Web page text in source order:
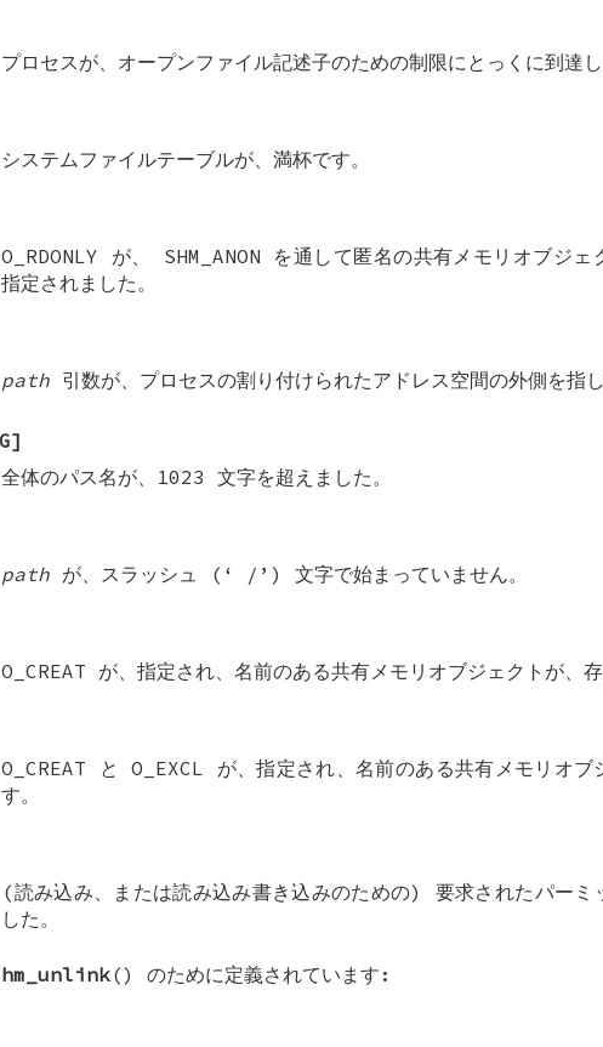
プロセスが、オープンファイル記述子のための制限にとっくに到達し
システムファイルテーブルが、満杯です。
O_RDONLY が、 SHM_ANON を通して匿名の共有メモリオブジェ
指定されました。
path 引数が、プロセスの割り付けられたアドレス空間の外側を指し
]
全体のパス名が、1023 文字を超えました。
path が、スラッシュ (‘ / ’) 文字で始まっていません。
O_CREAT が、指定され、名前のある共有メモリオブジェクトが、存
O_CREAT とO_EXCL
が、指定され、名前のある共有メモリオブ
す。
(読み込み、または読み込み書き込みのための) 要求されたパーミ
した。
() のために定義されています: